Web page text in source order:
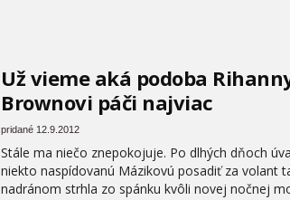
Už vieme aká podoba
Brownovi páči najviac
pridané 12.9.2012
Stále ma niečo znepokojuje. Po dlhých dňoch
niekto naspídovanú Mázikovú posadiť za volant
nadránom strhla zo spánku kvôli novej nočnej